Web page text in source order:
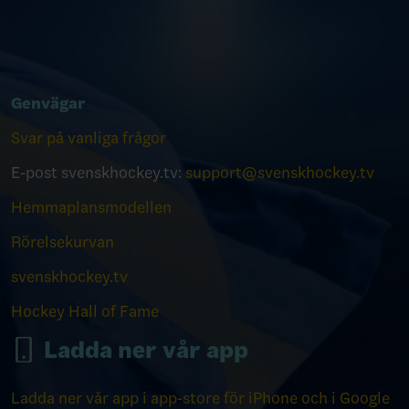
Genvägar
Svar på vanliga frågor
E-post svenskhockey.tv: support@svenskhockey.tv
Hemmaplansmodellen
Rörelsekurvan
svenskhockey.tv
Hockey Hall of Fame
Ladda ner vår app
Ladda ner vår app i app-store för iPhone och i Google